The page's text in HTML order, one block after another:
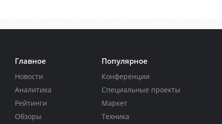
Главное
Новости
Аналитика
Рейтинги
Обзоры
Популярное
Конференции
Специальные проекты
Маркет
Техника